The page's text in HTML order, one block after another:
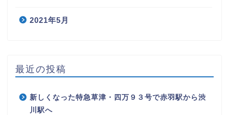
2021年5月
最近の投稿
新しくなった特急草津・四万９３号で赤羽駅から渋
川駅へ